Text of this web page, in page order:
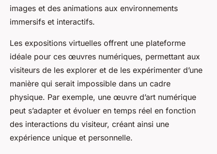
images et des animations aux environnements
immersifs et interactifs.
Les expositions virtuelles offrent une plateforme
idéale pour ces œuvres numériques, permettant aux
visiteurs de les explorer et de les expérimenter d’une
manière qui serait impossible dans un cadre
physique. Par exemple, une œuvre d’art numérique
peut s’adapter et évoluer en temps réel en fonction
des interactions du visiteur, créant ainsi une
expérience unique et personnelle.